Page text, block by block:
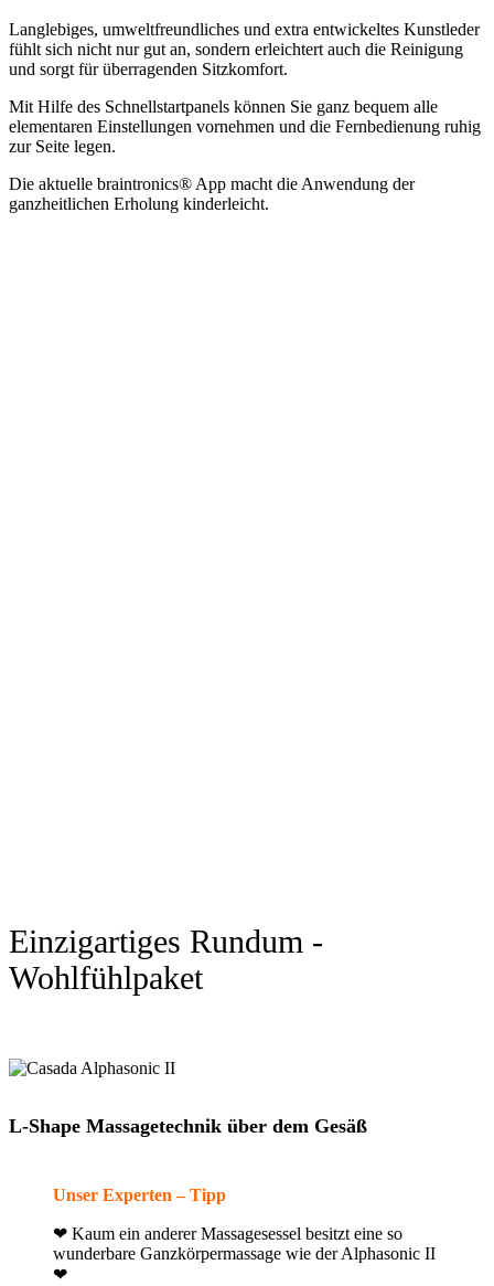
Langlebiges, umweltfreundliches und extra entwickeltes Kunstleder
fühlt sich nicht nur gut an, sondern erleichtert auch die Reinigung
und sorgt für überragenden Sitzkomfort.
Mit Hilfe des Schnellstartpanels können Sie ganz bequem alle
elementaren Einstellungen vornehmen und die Fernbedienung ruhig
zur Seite legen.
Die aktuelle braintronics® App macht die Anwendung der
ganzheitlichen Erholung kinderleicht.
Einzigartiges Rundum -
Wohlfühlpaket
L-Shape Massagetechnik über dem Gesäß
Unser Experten – Tipp
❤ Kaum ein anderer Massagesessel besitzt eine so
wunderbare Ganzkörpermassage wie der Alphasonic II
❤